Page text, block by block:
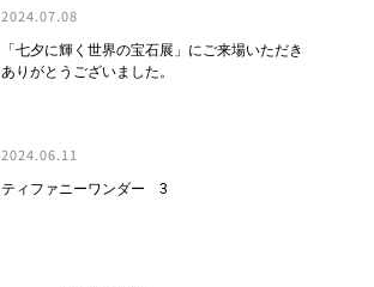
2024.07.08
「七夕に輝く世界の宝石展」にご来場いただき
ありがとうございました。
2024.06.11
ティファニーワンダー 3